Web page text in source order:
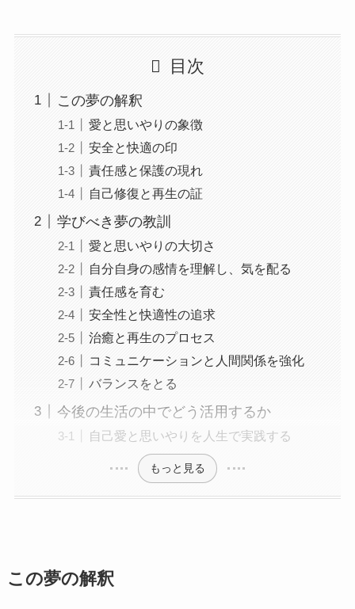
目次
この夢の解釈
愛と思いやりの象徴
安全と快適の印
責任感と保護の現れ
自己修復と再生の証
学びべき夢の教訓
愛と思いやりの大切さ
自分自身の感情を理解し、気を配る
責任感を育む
安全性と快適性の追求
治癒と再生のプロセス
コミュニケーションと人間関係を強化
バランスをとる
今後の生活の中でどう活用するか
自己愛と思いやりを人生で実践する
もっと見る
この夢の解釈